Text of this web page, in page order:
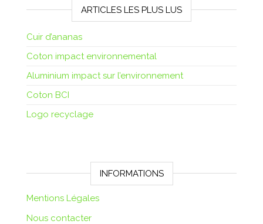
ARTICLES LES PLUS LUS
Cuir d’ananas
Coton impact environnemental
Aluminium impact sur l’environnement
Coton BCI
Logo recyclage
INFORMATIONS
Mentions Légales
Nous contacter